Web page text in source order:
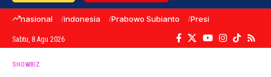
nasional indonesia Prabowo Subianto Presiden Prabowo
Sabtu, 8 Agu 2026
SHOWBIZ